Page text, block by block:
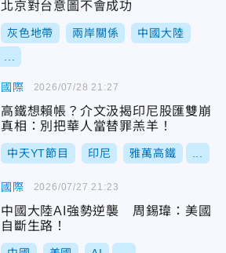
北京對台意圖不會成功
灰色地帶 兩岸關係 中國大陸
國際
高鐵想賴帳？介文汲揭印尼股匯雙崩
真相：別把華人當替罪羔羊！
中天YT節目 印尼 雅萬高鐵
2026/07/28 21:27
國際
中國大陸AI強勢逆襲 周錫瑋：美國
自斷生路！
2026/07/27 21:23